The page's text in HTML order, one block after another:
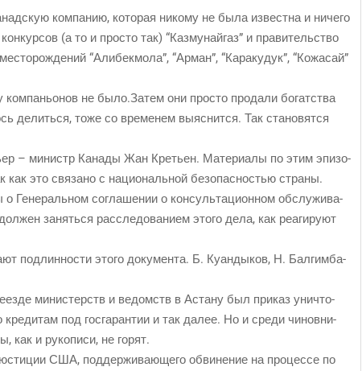
ком­па­нию, кото­рая нико­му не была извест­на и ниче­го
(а то и про­сто так) “Каз­му­най­газ” и пра­ви­тель­ство
“Али­бек­мо­ла”, “Арман”, “Кара­ку­дук”, “Кожа­сай”
не было.Затем они про­сто про­да­ли богат­ства
делить­ся, тоже со вре­ме­нем выяс­нит­ся. Так ста­но­вят­ся
– министр Кана­ды Жан Кре­тьен. Мате­ри­а­лы по этим эпи­зо­
это свя­за­но с наци­о­наль­ной без­опас­но­стью страны.
Гене­раль­ном согла­ше­нии о кон­суль­та­ци­он­ном обслу­жи­ва­
занять­ся рас­сле­до­ва­ни­ем это­го дела, как реа­ги­ру­ют
под­лин­но­сти это­го доку­мен­та. Б. Куан­ды­ков, Н. Бал­гим­ба­
мини­стерств и ведомств в Аста­ну был при­каз уни­что­
под гос­га­ран­тии и так далее. Но и сре­ди чинов­ни­
как и руко­пи­си, не горят.
США, под­дер­жи­ва­ю­ще­го обви­не­ние на про­цес­се по